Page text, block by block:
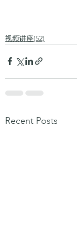
视频讲座(52)
Recent Posts